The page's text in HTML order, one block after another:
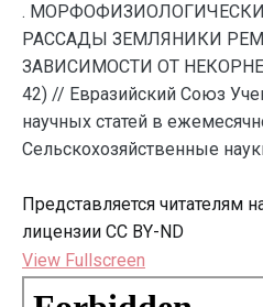
.
РАССАДЫ ЗЕМЛЯНИКИ
ЗАВИСИМОСТИ ОТ
42) // Евразийский Союз
научных статей в
Сельскохозяйственные
Представляется читателям
лицензии CC BY-ND
View Fullscreen
Перейти